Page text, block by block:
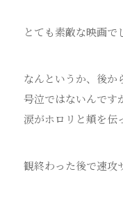
とても素敵な映画で
なんというか、後か
号泣ではないんです
涙がホロリと頬を伝
観終わった後で速攻